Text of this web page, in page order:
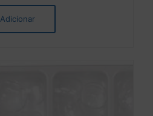
Adicionar